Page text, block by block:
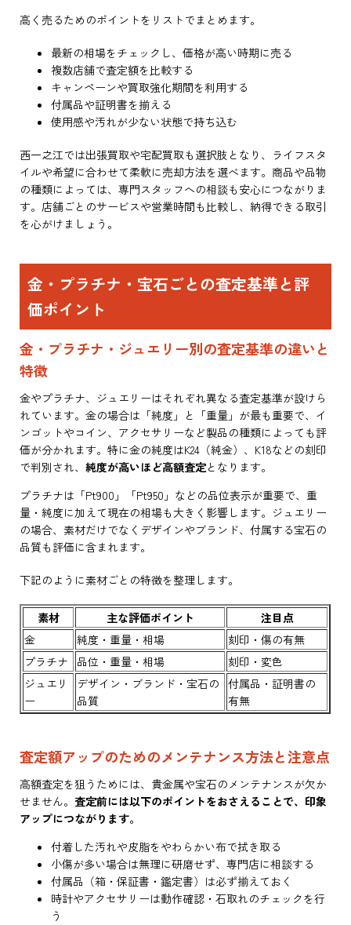
高く売るためのポイントをリストでまとめます。
最新の相場をチェックし、価格が高い時期に売る
複数店舗で査定額を比較する
キャンペーンや買取強化期間を利用する
付属品や証明書を揃える
使用感や汚れが少ない状態で持ち込む
西一之江では出張買取や宅配買取も選択肢となり、ライフスタ
イルや希望に合わせて柔軟に売却方法を選べます。商品や品物
の種類によっては、専門スタッフへの相談も安心につながりま
す。店舗ごとのサービスや営業時間も比較し、納得できる取引
を心がけましょう。
金・プラチナ・宝石ごとの査定基準と評
価ポイント
金・プラチナ・ジュエリー別の査定基準の違いと
特徴
金やプラチナ、ジュエリーはそれぞれ異なる査定基準が設けら
れています。金の場合は「純度」と「重量」が最も重要で、イ
ンゴットやコイン、アクセサリーなど製品の種類によっても評
価が分かれます。特に金の純度はK24（純金）、K18などの刻印
で判別され、純度が高いほど高額査定となります。
プラチナは「Pt900」「Pt950」などの品位表示が重要で、重
量・純度に加えて現在の相場も大きく影響します。ジュエリー
の場合、素材だけでなくデザインやブランド、付属する宝石の
品質も評価に含まれます。
下記のように素材ごとの特徴を整理します。
素材 主な評価ポイント
注目点
金
純度・重量・相場
刻印・傷の有無
プラチナ
品位・重量・相場
刻印・変色
ジュエリ
ー
デザイン・ブランド・宝石の
品質
付属品・証明書の
有無
査定額アップのためのメンテナンス方法と注意点
高額査定を狙うためには、貴金属や宝石のメンテナンスが欠か
せません。査定前には以下のポイントをおさえることで、印象
アップにつながります。
付着した汚れや皮脂をやわらかい布で拭き取る
小傷が多い場合は無理に研磨せず、専門店に相談する
付属品（箱・保証書・鑑定書）は必ず揃えておく
時計やアクセサリーは動作確認・石取れのチェックを行
う